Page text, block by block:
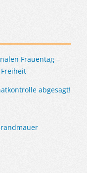
Frauentag –
abgesagt!